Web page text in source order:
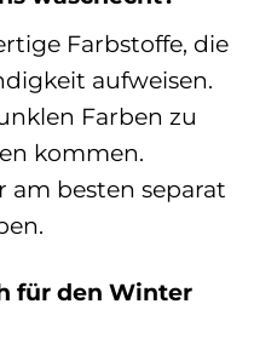
Farbstoffe, die
aufweisen.
Farben zu
kommen.
am besten separat
für den Winter